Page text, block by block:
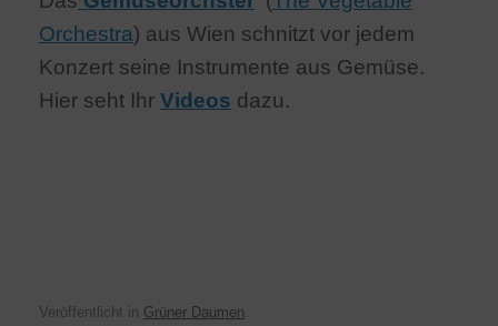
Orchestra) aus Wien schnitzt vor jedem
Konzert seine Instrumente aus Gemüse.
Hier seht Ihr Videos dazu.
Veröffentlicht in Grüner Daumen.